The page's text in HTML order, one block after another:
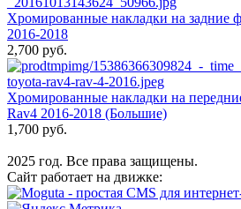
Хромированные накладки на задние
2016-2018
2,700 руб.
Хромированные накладки на
Rav4 2016-2018 (Большие)
1,700 руб.
2025 год. Все права защищены.
Сайт работает на движке: